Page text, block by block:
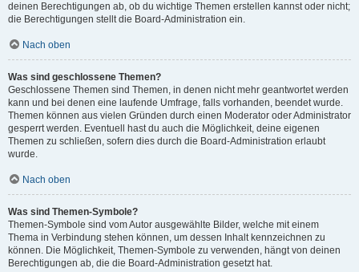
deinen Berechtigungen ab, ob du wichtige Themen erstellen kannst oder nicht;
die Berechtigungen stellt die Board-Administration ein.
Nach oben
Was sind geschlossene Themen?
Geschlossene Themen sind Themen, in denen nicht mehr geantwortet werden
kann und bei denen eine laufende Umfrage, falls vorhanden, beendet wurde.
Themen können aus vielen Gründen durch einen Moderator oder Administrator
gesperrt werden. Eventuell hast du auch die Möglichkeit, deine eigenen
Themen zu schließen, sofern dies durch die Board-Administration erlaubt
wurde.
Nach oben
Was sind Themen-Symbole?
Themen-Symbole sind vom Autor ausgewählte Bilder, welche mit einem
Thema in Verbindung stehen können, um dessen Inhalt kennzeichnen zu
können. Die Möglichkeit, Themen-Symbole zu verwenden, hängt von deinen
Berechtigungen ab, die die Board-Administration gesetzt hat.